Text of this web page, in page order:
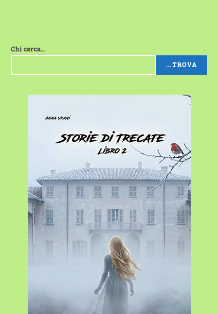
Chi cerca...
...TROVA